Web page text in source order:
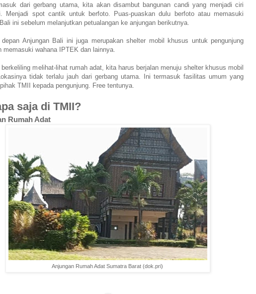
dari gerbang utama, kita akan disambut bangunan candi yang menjadi ciri
Menjadi spot cantik untuk berfoto. Puas-puaskan dulu berfoto atau memasuki
ini sebelum melanjutkan petualangan ke anjungan berikutnya.
Anjungan Bali ini juga merupakan shelter mobil khusus untuk pengunjung
memasuki wahana IPTEK dan lainnya.
melihat-lihat rumah adat, kita harus berjalan menuju shelter khusus mobil
tidak terlalu jauh dari gerbang utama. Ini termasuk fasilitas umum yang
TMII kepada pengunjung. Free tentunya.
saja di TMII?
Rumah Adat
Anjungan Rumah Adat Sumatra Barat (dok.pri)